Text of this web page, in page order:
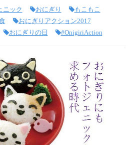
ニック おにぎり
もこもこ
おにぎりアクション2017
おにぎりの日 #OnigiriAction